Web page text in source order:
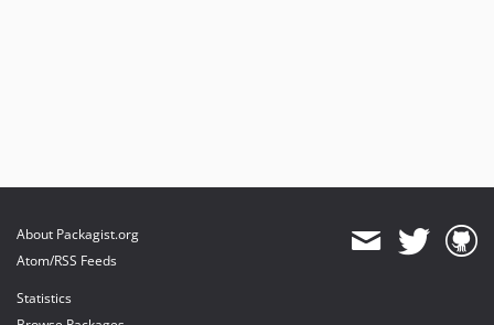
About Packagist.org
Atom/RSS Feeds
Statistics